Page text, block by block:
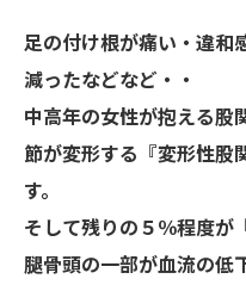
足の付け根が痛い・違和
減ったなどなど・・
中高年の女性が抱える股
節が変形する『変形性股
す。
そして残りの５％程度が
腿骨頭の一部が血流の低